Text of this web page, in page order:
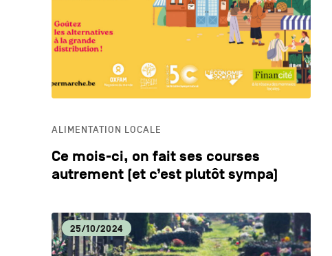
ALIMENTATION LOCALE
Ce mois-ci, on fait ses courses
autrement (et c’est plutôt sympa)
25/10/2024